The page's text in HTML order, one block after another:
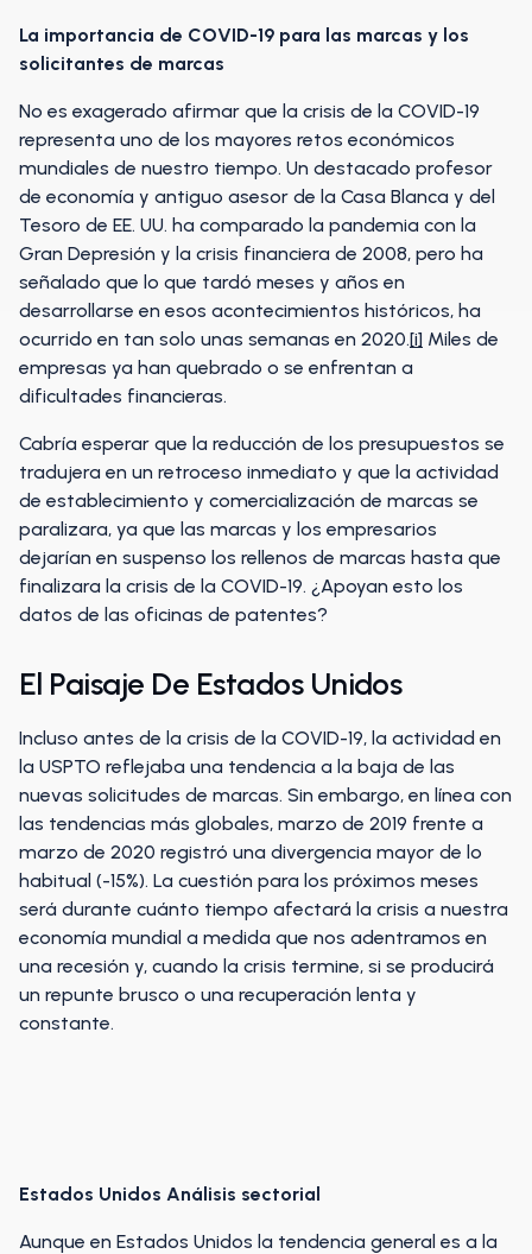
La importancia de COVID-19 para las marcas y los
solicitantes de marcas
No es exagerado afirmar que la crisis de la COVID-19
representa uno de los mayores retos económicos
mundiales de nuestro tiempo. Un destacado profesor
de economía y antiguo asesor de la Casa Blanca y del
Tesoro de EE. UU. ha comparado la pandemia con la
Gran Depresión y la crisis financiera de 2008, pero ha
señalado que lo que tardó meses y años en
desarrollarse en esos acontecimientos históricos, ha
ocurrido en tan solo unas semanas en 2020.[i] Miles de
empresas ya han quebrado o se enfrentan a
dificultades financieras.
Cabría esperar que la reducción de los presupuestos se
tradujera en un retroceso inmediato y que la actividad
de establecimiento y comercialización de marcas se
paralizara, ya que las marcas y los empresarios
dejarían en suspenso los rellenos de marcas hasta que
finalizara la crisis de la COVID-19. ¿Apoyan esto los
datos de las oficinas de patentes?
El Paisaje De Estados Unidos
Incluso antes de la crisis de la COVID-19, la actividad en
la USPTO reflejaba una tendencia a la baja de las
nuevas solicitudes de marcas. Sin embargo, en línea con
las tendencias más globales, marzo de 2019 frente a
marzo de 2020 registró una divergencia mayor de lo
habitual (-15%). La cuestión para los próximos meses
será durante cuánto tiempo afectará la crisis a nuestra
economía mundial a medida que nos adentramos en
una recesión y, cuando la crisis termine, si se producirá
un repunte brusco o una recuperación lenta y
constante.
Estados Unidos Análisis sectorial
Aunque en Estados Unidos la tendencia general es a la